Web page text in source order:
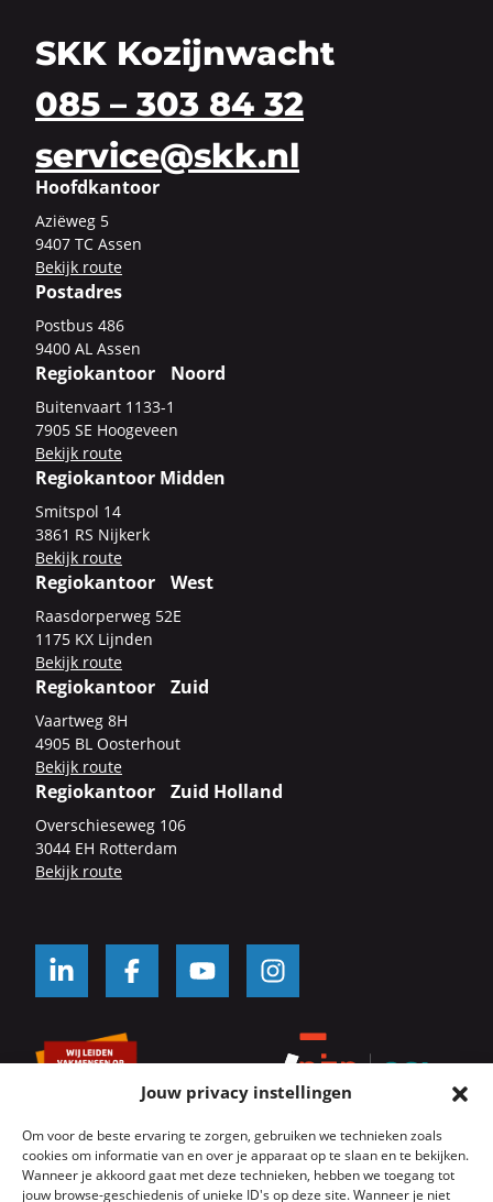
Jouw privacy instellingen
Om voor de beste ervaring te zorgen, gebruiken we technieken zoals
cookies om informatie van en over je apparaat op te slaan en te bekijken.
Wanneer je akkoord gaat met deze technieken, hebben we toegang tot
jouw browse-geschiedenis of unieke ID's op deze site. Wanneer je niet
SKK Kozijnwacht
085 – 303 84 32
service@skk.nl
Hoofdkantoor
Azi­ë­weg 5
9407 TC Assen
Be­kijk route
Postadres
Post­bus 486
9400 AL Assen
Regiokantoor Noord
Bui­ten­vaart 1133-​1
7905 SE Hoo­ge­veen
Be­kijk route
Regiokantoor Midden
Smits­pol 14
3861 RS Nij­kerk
Be­kijk route
Regiokantoor West
Raas­dor­per­weg 52E
1175 KX Lijn­den
Be­kijk route
Regiokantoor Zuid
Vaart­weg 8H
4905 BL Oos­ter­hout
Be­kijk route
Regiokantoor Zuid Holland
Over­schie­se­weg 106
3044 EH Rot­ter­dam
Be­kijk route